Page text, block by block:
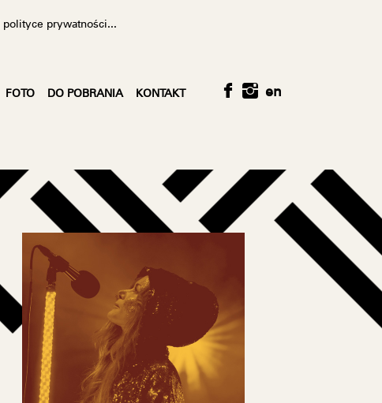
polityce prywatności...
en
FOTO DO POBRANIA KONTAKT